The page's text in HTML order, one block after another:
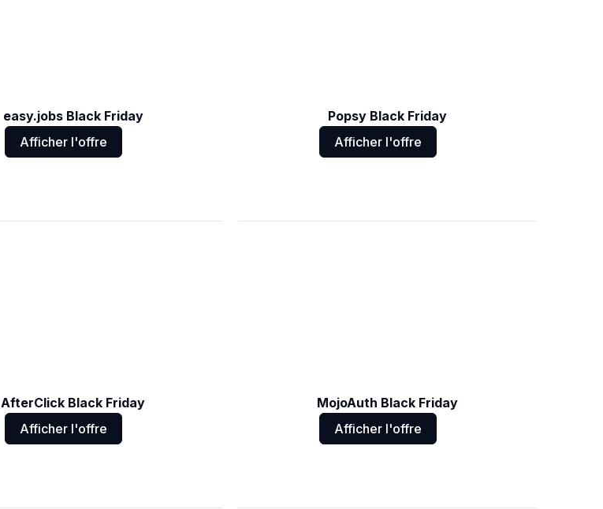
easy.jobs Black Friday
Afficher l'offre
Popsy Black Friday
Afficher l'offre
AfterClick Black Friday
Afficher l'offre
MojoAuth Black Friday
Afficher l'offre